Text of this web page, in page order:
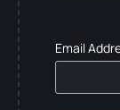
Email